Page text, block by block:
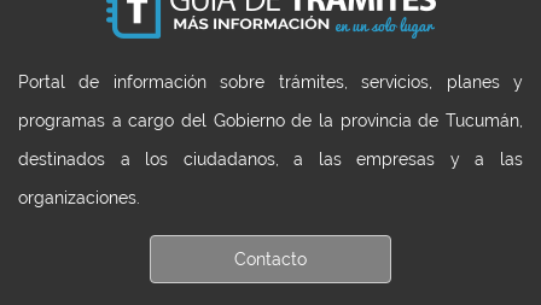
Portal de información sobre trámites, servicios, planes y
programas a cargo del Gobierno de la provincia de Tucumán,
destinados a los ciudadanos, a las empresas y a las
organizaciones.
Contacto